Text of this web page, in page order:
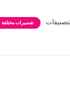
تفسيرات مختلفة